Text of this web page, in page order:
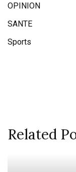
OPINION
SANTE
Sports
Related